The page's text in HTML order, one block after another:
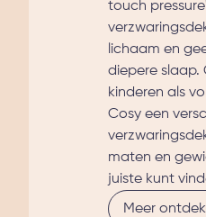
touch
lichaam en
diepere slaap.
kinderen als
Cosy een
maten en
juiste kunt
Meer